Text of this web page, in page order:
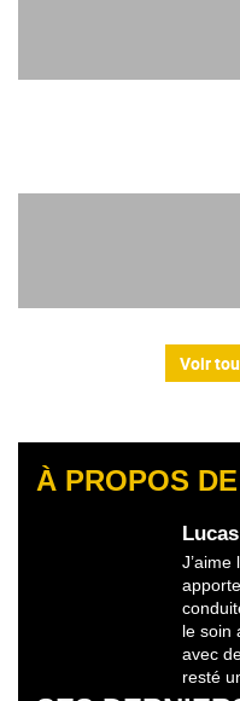
Voir
À PROPOS
J’aime
le soin
avec
resté